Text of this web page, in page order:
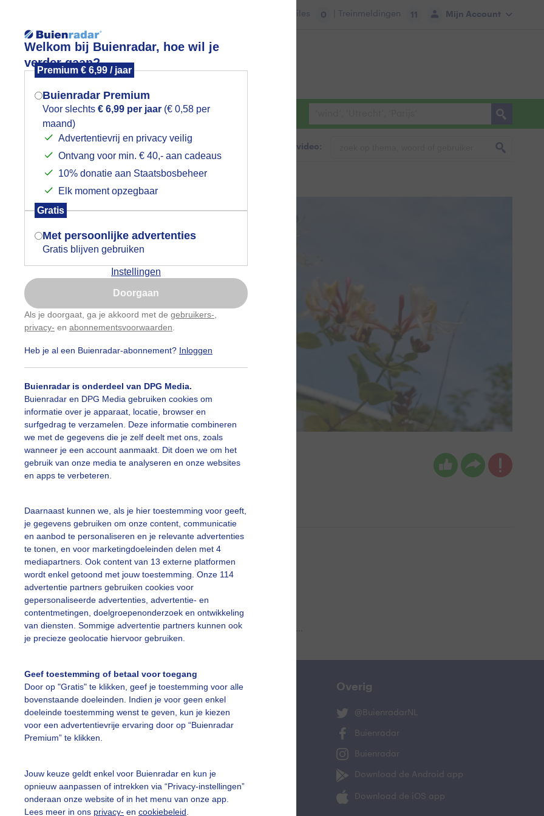
Welkom bij Buienradar, hoe wil je
verder gaan?
Premium € 6,99 / jaar
Buienradar Premium
Voor slechts € 6,99 per jaar (€ 0,58 per
maand)
Advertentievrij en privacy veilig
Ontvang voor min. € 40,- aan cadeaus
10% donatie aan Staatsbosbeheer
Elk moment opzegbaar
Gratis
Met persoonlijke advertenties
Gratis blijven gebruiken
Instellingen
Doorgaan
Als je doorgaat, ga je akkoord met de gebruikers-
privacy- en abonnementsvoorwaarden
Heb je al een Buienradar-abonnement? Inloggen
Buienradar is onderdeel van DPG Media.
Buienradar en DPG Media gebruiken cookies om
informatie over je apparaat, locatie, browser en
surfgedrag te verzamelen. Deze informatie combineren
we met de gegevens die je zelf deelt met ons, zoals
wanneer je een account aanmaakt. Dit doen we om het
gebruik van onze media te analyseren en onze websites
en apps te verbeteren.
Daarnaast kunnen we, als je hier toestemming voor geeft,
je gegevens gebruiken om onze content, communicatie
en aanbod te personaliseren en je relevante advertenties
te tonen, en voor marketingdoeleinden delen met 4
mediapartners. Ook content van 13 externe platformen
wordt enkel getoond met jouw toestemming. Onze 114
advertentie partners gebruiken cookies voor
gepersonaliseerde advertenties, advertentie- en
contentmetingen, doelgroepenonderzoek en ontwikkeling
van diensten. Sommige advertentie partners kunnen ook
je precieze geolocatie hiervoor gebruiken.
Geef toestemming of betaal voor toegang
Door op "Gratis" te klikken, geef je toestemming voor alle
bovenstaande doeleinden. Indien je voor geen enkel
doeleinde toestemming wenst te geven, kun je kiezen
voor een advertentievrije ervaring door op “Buienradar
Premium” te klikken.
Jouw keuze geldt enkel voor Buienradar en kun je
opnieuw aanpassen of intrekken via “Privacy-instellingen”
onderaan onze website of in het menu van onze app.
Lees meer in ons privacy- en cookiebeleid
Mijn Account
Files 0 | Treinmeldingen 11
Foto en video Weerzine
Zoeken in foto & video:
Anne-Marie van Iersel Gemaakt: 01-07-2024, 40x bekeken
slideshow
Een moment geduld aub...
vragen
Mijn weer
De Bilt
Overig
@BuienradarNL
Buienradar
Buienradar
Download de Android app
Download de iOS app
Mogen we je locatie gebruiken voor
het weer?
Indien je hier nog geen akkoord op hebt
gegeven, verschijnt er zo een pop-up uit
je browser waarin deze toestemming
gevraagd wordt.
Is goed, toon de popup
Nu niet, misschien later
Gebruik je Safari en wil je niet elke dag deze pop-up
Klikhierom dit aan te passen